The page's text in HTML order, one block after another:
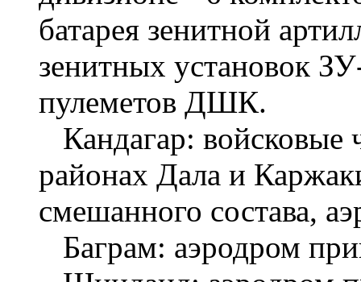
батарея зенитной
зенитных установок
пулеметов ДШК.
Кандагар: войсковые
районах Дала и
смешанного состава,
Баграм: аэродром